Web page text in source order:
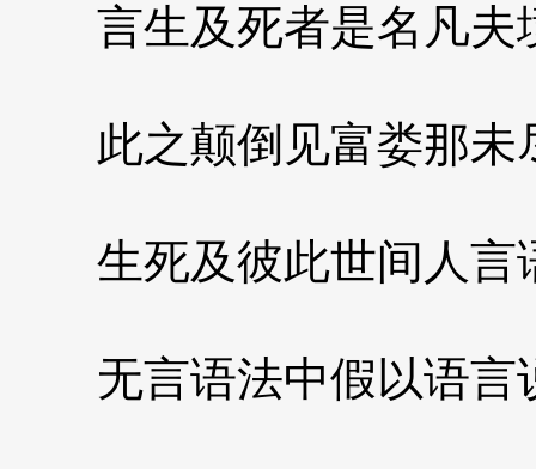
言生及死者是名凡夫
此之颠倒见富娄那未
生死及彼此世间人言
无言语法中假以语言